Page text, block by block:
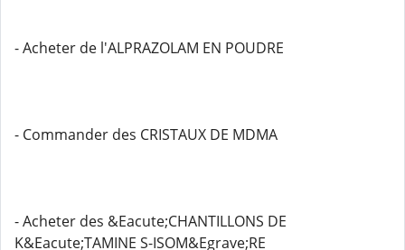
- Acheter de l'ALPRAZOLAM EN POUDRE
- Commander des CRISTAUX DE MDMA
- Acheter des &Eacute;CHANTILLONS DE
K&Eacute;TAMINE S-ISOM&Egrave;RE